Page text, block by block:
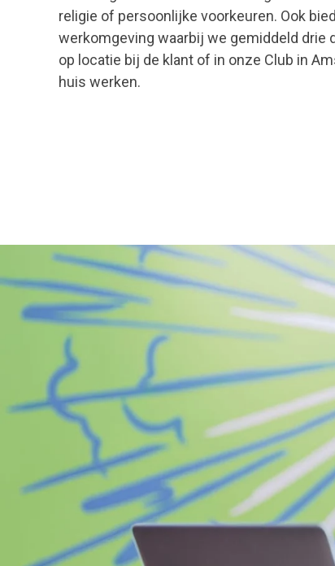
religie of persoonlijke voorkeuren. Ook
werkomgeving waarbij we gemiddeld drie
op locatie bij de klant of in onze Club in
huis werken.